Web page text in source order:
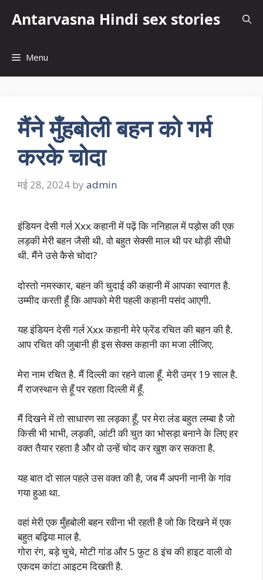
Antarvasna Hindi sex stories
Menu
मैंने मुँहबोली बहन को गर्म
करके चोदा
मई 28, 2024 by admin
इंडियन देसी गर्ल Xxx कहानी में पढ़ें कि ननिहाल में पड़ोस की एक
लड़की मेरी बहन जैसी थी. वो बहुत सेक्सी माल थी पर थोड़ी सीधी
थी. मैंने उसे कैसे चोदा?
दोस्तो नमस्कार, बहन की चुदाई की कहानी में आपका स्वागत है.
उम्मीद करती हूँ कि आपको मेरी पहली कहानी पसंद आएगी.
यह इंडियन देसी गर्ल Xxx कहानी मेरे फ्रेंड रचित की बहन की है.
आप रचित की जुबानी ही इस सेक्स कहानी का मजा लीजिए.
मेरा नाम रचित है. मैं दिल्ली का रहने वाला हूँ. मेरी उम्र 19 साल है.
मैं राजस्थान से हूँ पर रहता दिल्ली में हूँ.
मैं दिखने में तो साधारण सा लड़का हूँ, पर मेरा लंड बहुत लम्बा है जो
किसी भी भाभी, लड़की, आंटी की चुत का भोसड़ा बनाने के लिए हर
वक्त तैयार रहता है और वो उन्हें चोद कर खुश कर सकता है.
यह बात दो साल पहले उस वक्त की है, जब मैं अपनी नानी के गांव
गया हुआ था.
वहां मेरी एक मुँहबोली बहन रवीना भी रहती है जो कि दिखने में एक
बहुत बढ़िया माल है.
गोरा रंग, बड़े चुचे, मोटी गांड और 5 फुट 8 इंच की हाइट वाली वो
एकदम कांटा आइटम दिखती है.